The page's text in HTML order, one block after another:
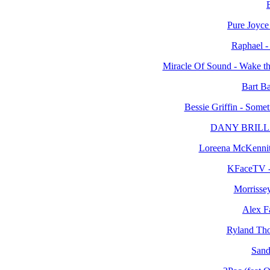
Pure
Raphael
Miracle Of Sound - Wake
Bart
Bessie Griffin -
DANY
Loreena
KFaceTV
Alex
Ryland